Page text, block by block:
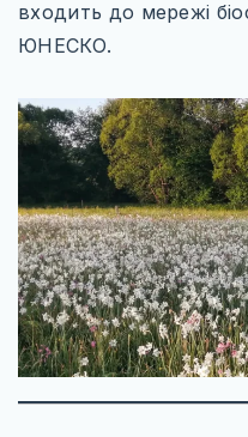
АЗІЯ
ГРУЗІЯ
ЄМЕН
ІЗРАЇЛЬ
ІНДІЯ
входить до мережі
ЮНЕСКО.